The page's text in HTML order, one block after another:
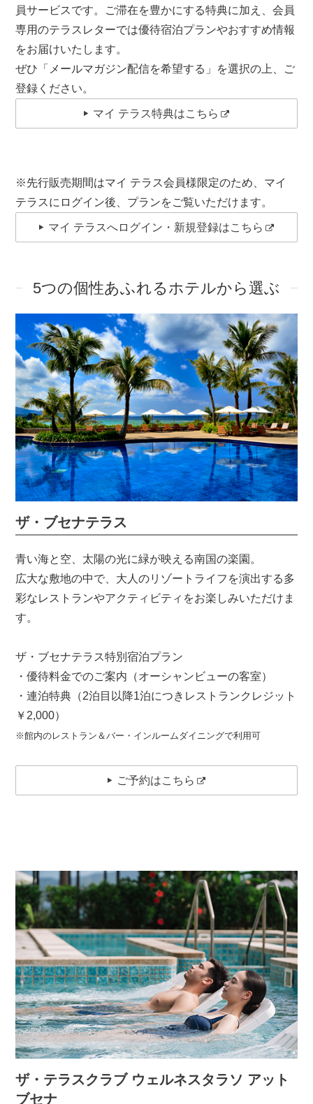
員サービスです。ご滞在を豊かにする特典に加え、会員
専用のテラスレターでは優待宿泊プランやおすすめ情報
をお届けいたします。
ぜひ「メールマガジン配信を希望する」を選択の上、ご
登録ください。
マイ テラス特典はこちら
※先行販売期間はマイ テラス会員様限定のため、マイ
テラスにログイン後、プランをご覧いただけます。
マイ テラスへログイン・新規登録はこちら
5つの個性あふれるホテルから選ぶ
ザ・ブセナテラス
青い海と空、太陽の光に緑が映える南国の楽園。
広大な敷地の中で、大人のリゾートライフを演出する多
彩なレストランやアクティビティをお楽しみいただけま
す。
ザ・ブセナテラス特別宿泊プラン
・優待料金でのご案内（オーシャンビューの客室）
・連泊特典（2泊目以降1泊につきレストランクレジット
￥2,000）
※館内のレストラン＆バー・インルームダイニングで利用可
ご予約はこちら
ザ・テラスクラブ ウェルネスタラソ アット
ブセナ